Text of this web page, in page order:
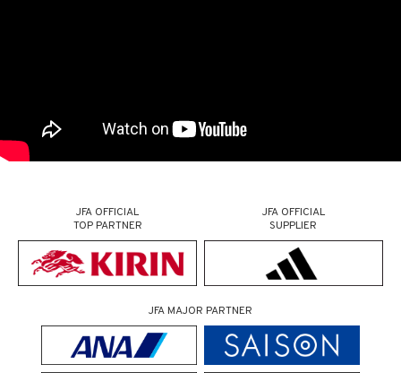
JFA OFFICIAL
TOP PARTNER
JFA OFFICIAL
SUPPLIER
JFA MAJOR PARTNER